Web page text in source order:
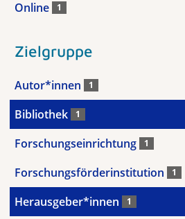
Online 1
Zielgruppe
Autor*innen 1
Bibliothek 1
Forschungseinrichtung 1
Forschungsförderinstitution 1
Herausgeber*innen 1